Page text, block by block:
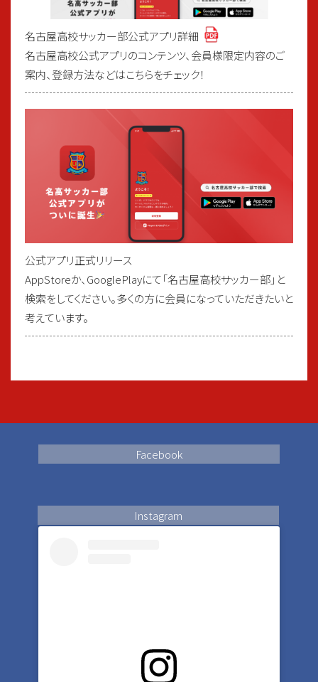
名古屋高校サッカー部公式アプリ詳細
名古屋高校公式アプリのコンテンツ、会員様限定内容のご
案内、登録方法などはこちらをチェック！
公式アプリ正式リリース
AppStoreか、GooglePlayにて「名古屋高校サッカー部」と
検索をしてください。多くの方に会員になっていただきたいと
考えています。
Facebook
Instagram